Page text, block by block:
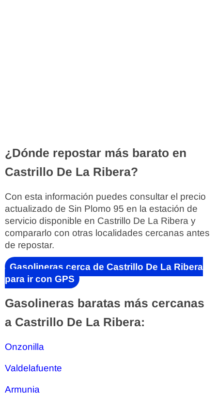
¿Dónde repostar más barato en
Castrillo De La Ribera?
Con esta información puedes consultar el precio
actualizado de Sin Plomo 95 en la estación de
servicio disponible en Castrillo De La Ribera y
compararlo con otras localidades cercanas antes
de repostar.
Gasolineras cerca de Castrillo De La Ribera
para ir con GPS
Gasolineras baratas más cercanas
a Castrillo De La Ribera:
Onzonilla
Valdelafuente
Armunia